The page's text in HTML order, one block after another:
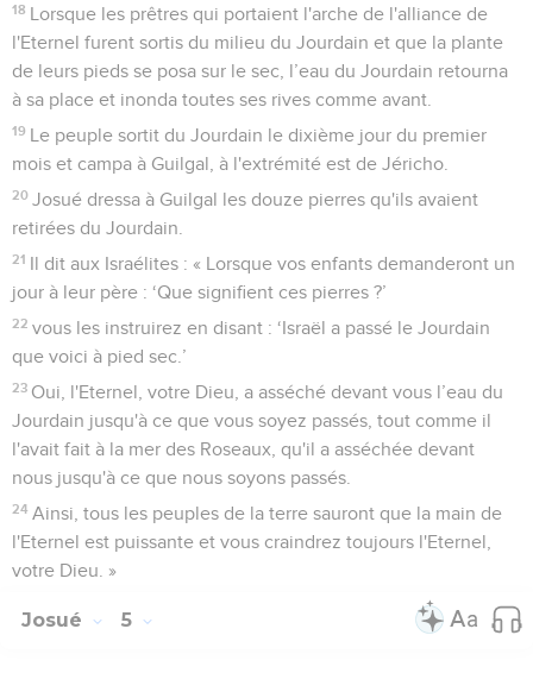
18 Lorsque les prêtres qui portaient l'arche de l'alliance de
l'Eternel furent sortis du milieu du Jourdain et que la plante
de leurs pieds se posa sur le sec, l’eau du Jourdain retourna
à sa place et inonda toutes ses rives comme avant.
19 Le peuple sortit du Jourdain le dixième jour du premier
mois et campa à Guilgal, à l'extrémité est de Jéricho.
20 Josué dressa à Guilgal les douze pierres qu'ils avaient
retirées du Jourdain.
21 Il dit aux Israélites : « Lorsque vos enfants demanderont un
jour à leur père : ‘Que signifient ces pierres ?’
22 vous les instruirez en disant : ‘Israël a passé le Jourdain
que voici à pied sec.’
23 Oui, l'Eternel, votre Dieu, a asséché devant vous l’eau du
Jourdain jusqu'à ce que vous soyez passés, tout comme il
l'avait fait à la mer des Roseaux, qu'il a asséchée devant
nous jusqu'à ce que nous soyons passés.
24 Ainsi, tous les peuples de la terre sauront que la main de
l'Eternel est puissante et vous craindrez toujours l'Eternel,
votre Dieu. »
Josué 5